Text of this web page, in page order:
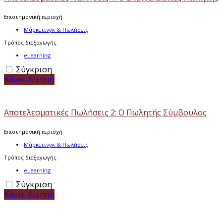
Επιστημονική περιοχή
Μάρκετινγκ & Πωλήσεις
Τρόπος διεξαγωγής
eLearning
Σύγκριση
Κάντε Αίτηση
Αποτελεσματικές Πωλήσεις 2: Ο Πωλητής Σύμβουλος
Επιστημονική περιοχή
Μάρκετινγκ & Πωλήσεις
Τρόπος διεξαγωγής
eLearning
Σύγκριση
Κάντε Αίτηση